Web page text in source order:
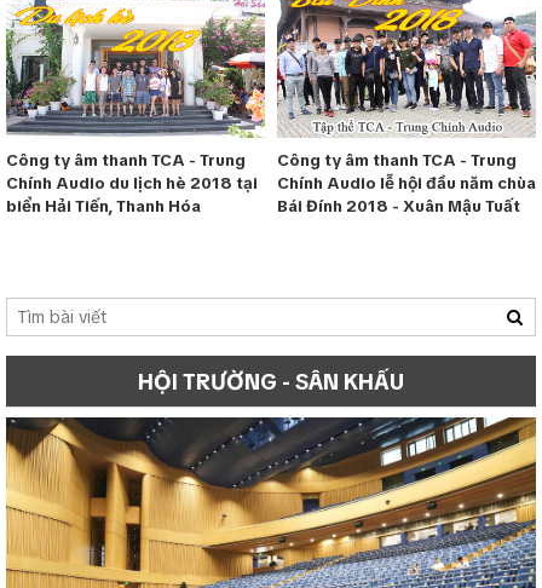
Công ty âm thanh TCA - Trung
Chính Audio du lịch hè 2018 tại
biển Hải Tiến, Thanh Hóa
Công ty âm thanh TCA - Trung
Chính Audio lễ hội đầu năm chùa
Bái Đính 2018 - Xuân Mậu Tuất
HỘI TRƯỜNG - SÂN KHẤU